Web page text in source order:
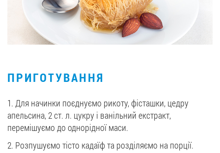
ПРИГОТУВАННЯ
1. Для начинки поєднуємо рикоту, фісташки, цедру
апельсина, 2 ст. л. цукру і ванільний екстракт,
перемішуємо до однорідної маси.
2. Розпушуємо тісто кадаїф та розділяємо на порції.